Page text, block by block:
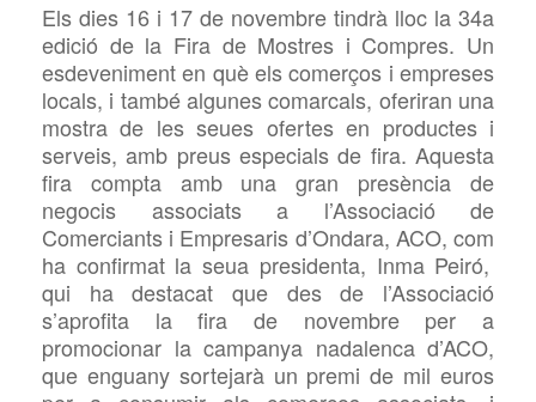
Els dies 16 i 17 de novembre tindrà lloc la 34a
edició de la Fira de Mostres i Compres. Un
esdeveniment en què els comerços i empreses
locals, i també algunes comarcals, oferiran una
mostra de les seues ofertes en productes i
serveis, amb preus especials de fira. Aquesta
fira compta amb una gran presència de
negocis associats a l’Associació de
Comerciants i Empresaris d’Ondara, ACO, com
ha confirmat la seua presidenta, Inma Peiró,
qui ha destacat que des de l’Associació
s’aprofita la fira de novembre per a
promocionar la campanya nadalenca d’ACO,
que enguany sortejarà un premi de mil euros